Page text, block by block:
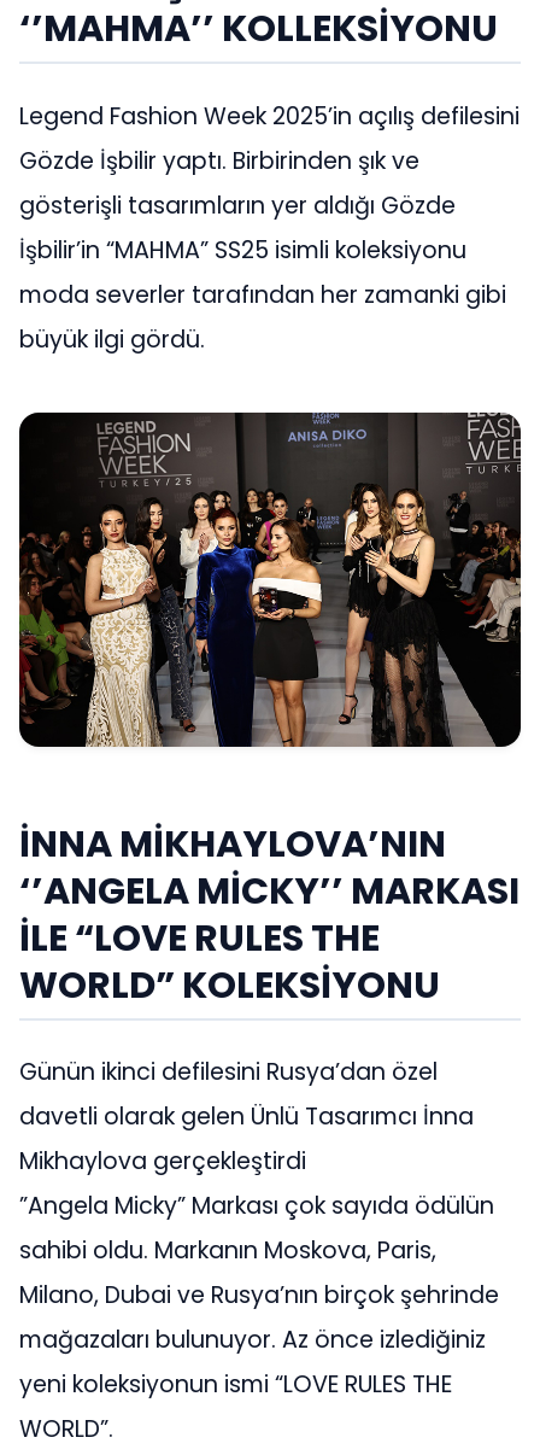
‘’MAHMA’’ KOLLEKSİYONU
Legend Fashion Week 2025’in açılış defilesini
Gözde İşbilir yaptı. Birbirinden şık ve
gösterişli tasarımların yer aldığı Gözde
İşbilir’in “MAHMA” SS25 isimli koleksiyonu
moda severler tarafından her zamanki gibi
büyük ilgi gördü.
İNNA MİKHAYLOVA’NIN
‘’ANGELA MİCKY’’ MARKASI
İLE “LOVE RULES THE
WORLD” KOLEKSİYONU
Günün ikinci defilesini Rusya’dan özel
davetli olarak gelen Ünlü Tasarımcı İnna
Mikhaylova gerçekleştirdi
”Angela Micky” Markası çok sayıda ödülün
sahibi oldu. Markanın Moskova, Paris,
Milano, Dubai ve Rusya’nın birçok şehrinde
mağazaları bulunuyor. Az önce izlediğiniz
yeni koleksiyonun ismi “LOVE RULES THE
WORLD”.